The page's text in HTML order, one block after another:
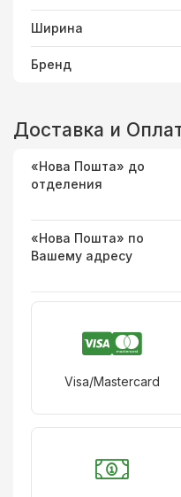
Ширина
Бренд
Доставка и
«Нова Пошта» до
отделения
«Нова Пошта» по
Вашему адресу
Visa/Mastercard